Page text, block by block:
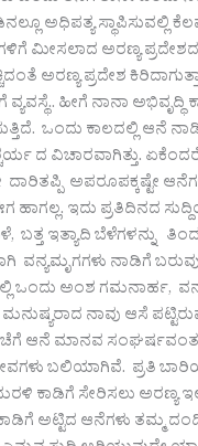
ಅಧಿಪತ್ಯ ಸ್ಥಾಪಿಸುವಲ್ಲಿ
ಮೀಸಲಾದ ಅರಣ್ಯ
ಅರಣ್ಯ ಪ್ರದೇಶ
ಹೀಗೆ ನಾನಾ
ಒಂದು ಕಾಲದಲ್ಲಿ ಆನೆ
ದ ವಿಚಾರವಾಗಿತ್ತು.
ದಾರಿತಪ್ಪಿ ಅಪರೂಪಕ್ಕಷ್ಟೇ
ಹಾಗಲ್ಲ. ಇದು ಪ್ರತಿದಿನದ
ಬತ್ತ ಇತ್ಯಾದಿ ಬೆಳೆಗಳನ್ನು
ವನ್ಯಮೃಗಗಳು ನಾಡಿಗೆ
ಒಂದು ಅಂಶ ಗಮನಾರ್ಹ,
ಮನುಷ್ಯರಾದ ನಾವು ಆಸೆ
ಆನೆ ಮಾನವ
ಬಲಿಯಾಗಿವೆ. ಪ್ರತಿ
ಕಾಡಿಗೆ ಸೇರಿಸಲು ಅರಣ್ಯ
ಅಟ್ಟಿದ ಆನೆಗಳು ತಮ್ಮ